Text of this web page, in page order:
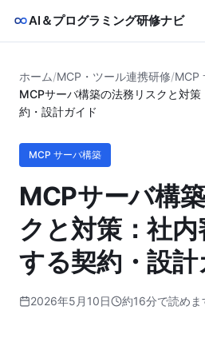
AI＆プログラミング研修ナビ
ホーム/MCP・ツール連携研修/MCP
MCPサーバ構築の法務リスクと対
約・設計ガイド
MCP サーバ構築
MCPサーバ構
クと対策：社
する契約・設計
2026年5月10日 約16分で読めま